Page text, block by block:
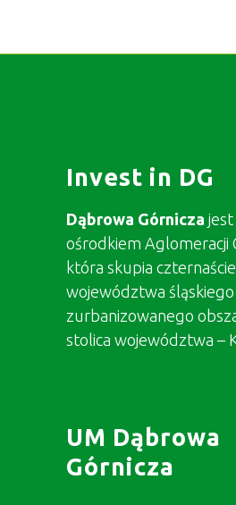
Invest in DG
Dąbrowa Górnicza
ośrodkiem Aglomeracji
która skupia
województwa
zurbanizowanego
stolica województwa –
UM Dąbrowa
Górnicza